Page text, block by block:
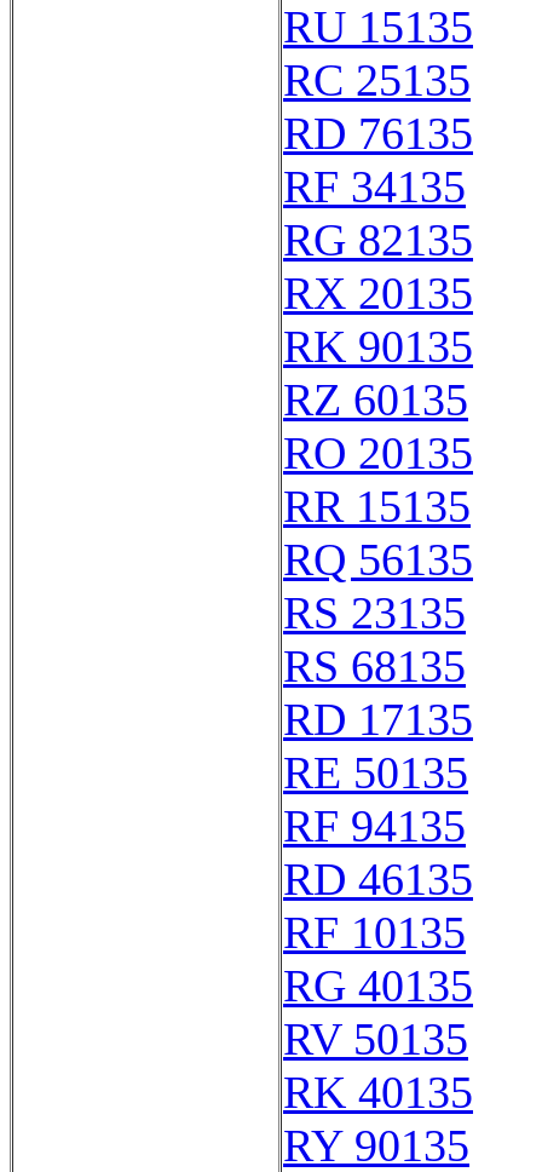
RU 15135
RC 25135
RD 76135
RF 34135
RG 82135
RX 20135
RK 90135
RZ 60135
RO 20135
RR 15135
RQ 56135
RS 23135
RS 68135
RD 17135
RE 50135
RF 94135
RD 46135
RF 10135
RG 40135
RV 50135
RK 40135
RY 90135